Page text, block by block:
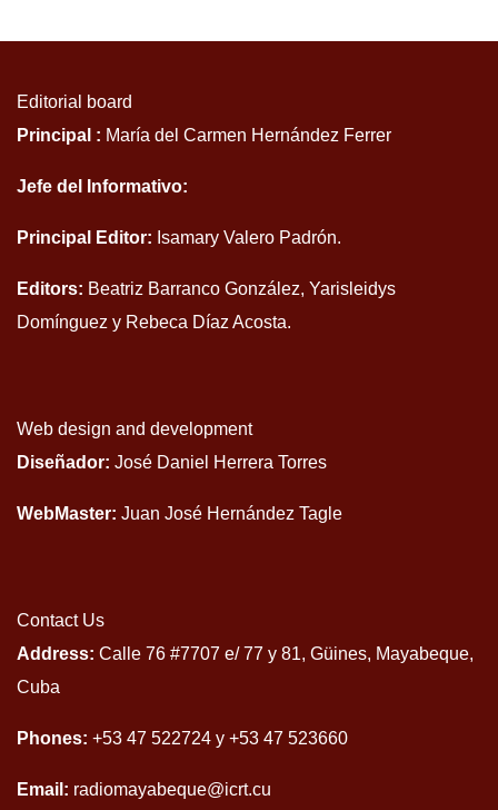
Editorial board
Principal : María del Carmen Hernández Ferrer
Jefe del Informativo:
Principal Editor: Isamary Valero Padrón.
Editors: Beatriz Barranco González, Yarisleidys
Domínguez y Rebeca Díaz Acosta.
Web design and development
Diseñador: José Daniel Herrera Torres
WebMaster: Juan José Hernández Tagle
Contact Us
Address: Calle 76 #7707 e/ 77 y 81, Güines, Mayabeque,
Cuba
Phones: +53 47 522724 y +53 47 523660
Email: radiomayabeque@icrt.cu